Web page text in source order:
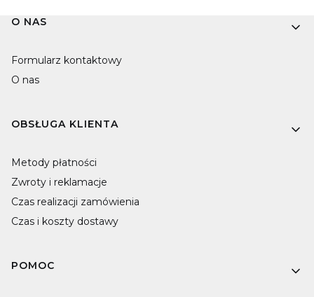
Linki w stopce
O NAS
Formularz kontaktowy
O nas
OBSŁUGA KLIENTA
Metody płatności
Zwroty i reklamacje
Czas realizacji zamówienia
Czas i koszty dostawy
POMOC